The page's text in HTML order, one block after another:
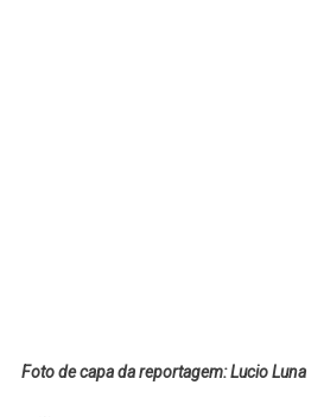
Foto de capa da reportagem: Lucio Luna